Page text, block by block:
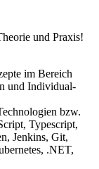
und Praxis!
im Bereich
und Individual-
bzw.
Typescript,
Jenkins, Git,
.NET,